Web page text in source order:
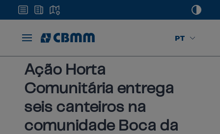
PT
Ação Horta
Comunitária entrega
seis canteiros na
comunidade Boca da